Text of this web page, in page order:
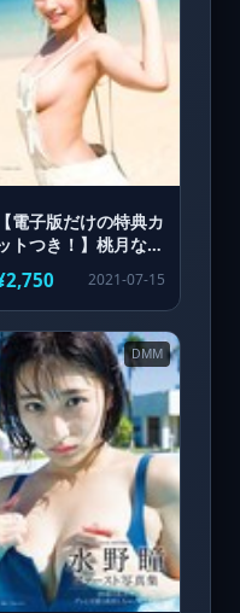
【電子版だけの特典カ
トつき！】桃月なし
2021-07-15
DMM